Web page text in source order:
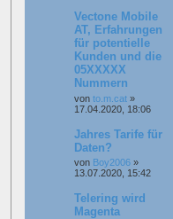
Vectone Mobile
AT, Erfahrungen
für potentielle
Kunden und die
05XXXXX
Nummern
von to.m.cat »
17.04.2020, 18:06
Jahres Tarife für
Daten?
von Boy2006 »
13.07.2020, 15:42
Telering wird
Magenta